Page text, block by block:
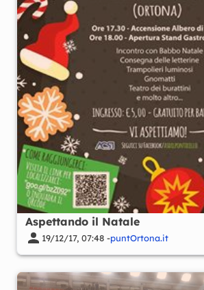
Aspettando il Natale
19/12/17, 07:48 -puntOrtona.it